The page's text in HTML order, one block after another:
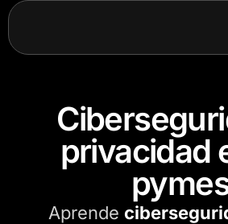
privacidad
Aprende